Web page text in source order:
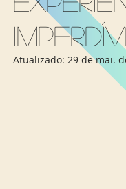
Madrid
Atualizado: 29 de mai.